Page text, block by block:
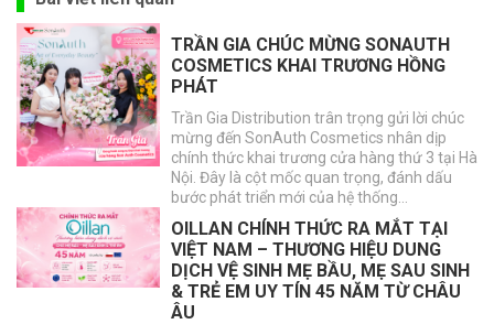
TRẦN GIA CHÚC MỪNG SONAUTH
COSMETICS KHAI TRƯƠNG HỒNG
PHÁT
Trần Gia Distribution trân trọng gửi lời chúc
mừng đến SonAuth Cosmetics nhân dịp
chính thức khai trương cửa hàng thứ 3 tại Hà
Nội. Đây là cột mốc quan trọng, đánh dấu
bước phát triển mới của hệ thống…
OILLAN CHÍNH THỨC RA MẮT TẠI
VIỆT NAM – THƯƠNG HIỆU DUNG
DỊCH VỆ SINH MẸ BẦU, MẸ SAU SINH
& TRẺ EM UY TÍN 45 NĂM TỪ CHÂU
ÂU